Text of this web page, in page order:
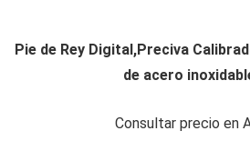
Pie de Rey Digital,Preciva
de acero
Consultar precio en